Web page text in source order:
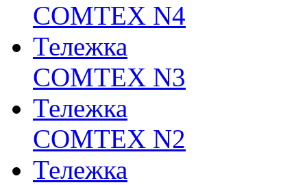
COMTEX N4
Тележка
COMTEX N3
Тележка
COMTEX N2
Тележка